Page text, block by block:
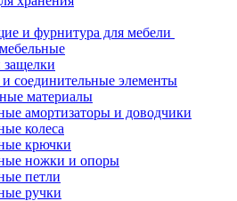
и фурнитура для мебели
соединительные элементы
материалы
амортизаторы и доводчики
колеса
крючки
ножки и опоры
петли
ручки